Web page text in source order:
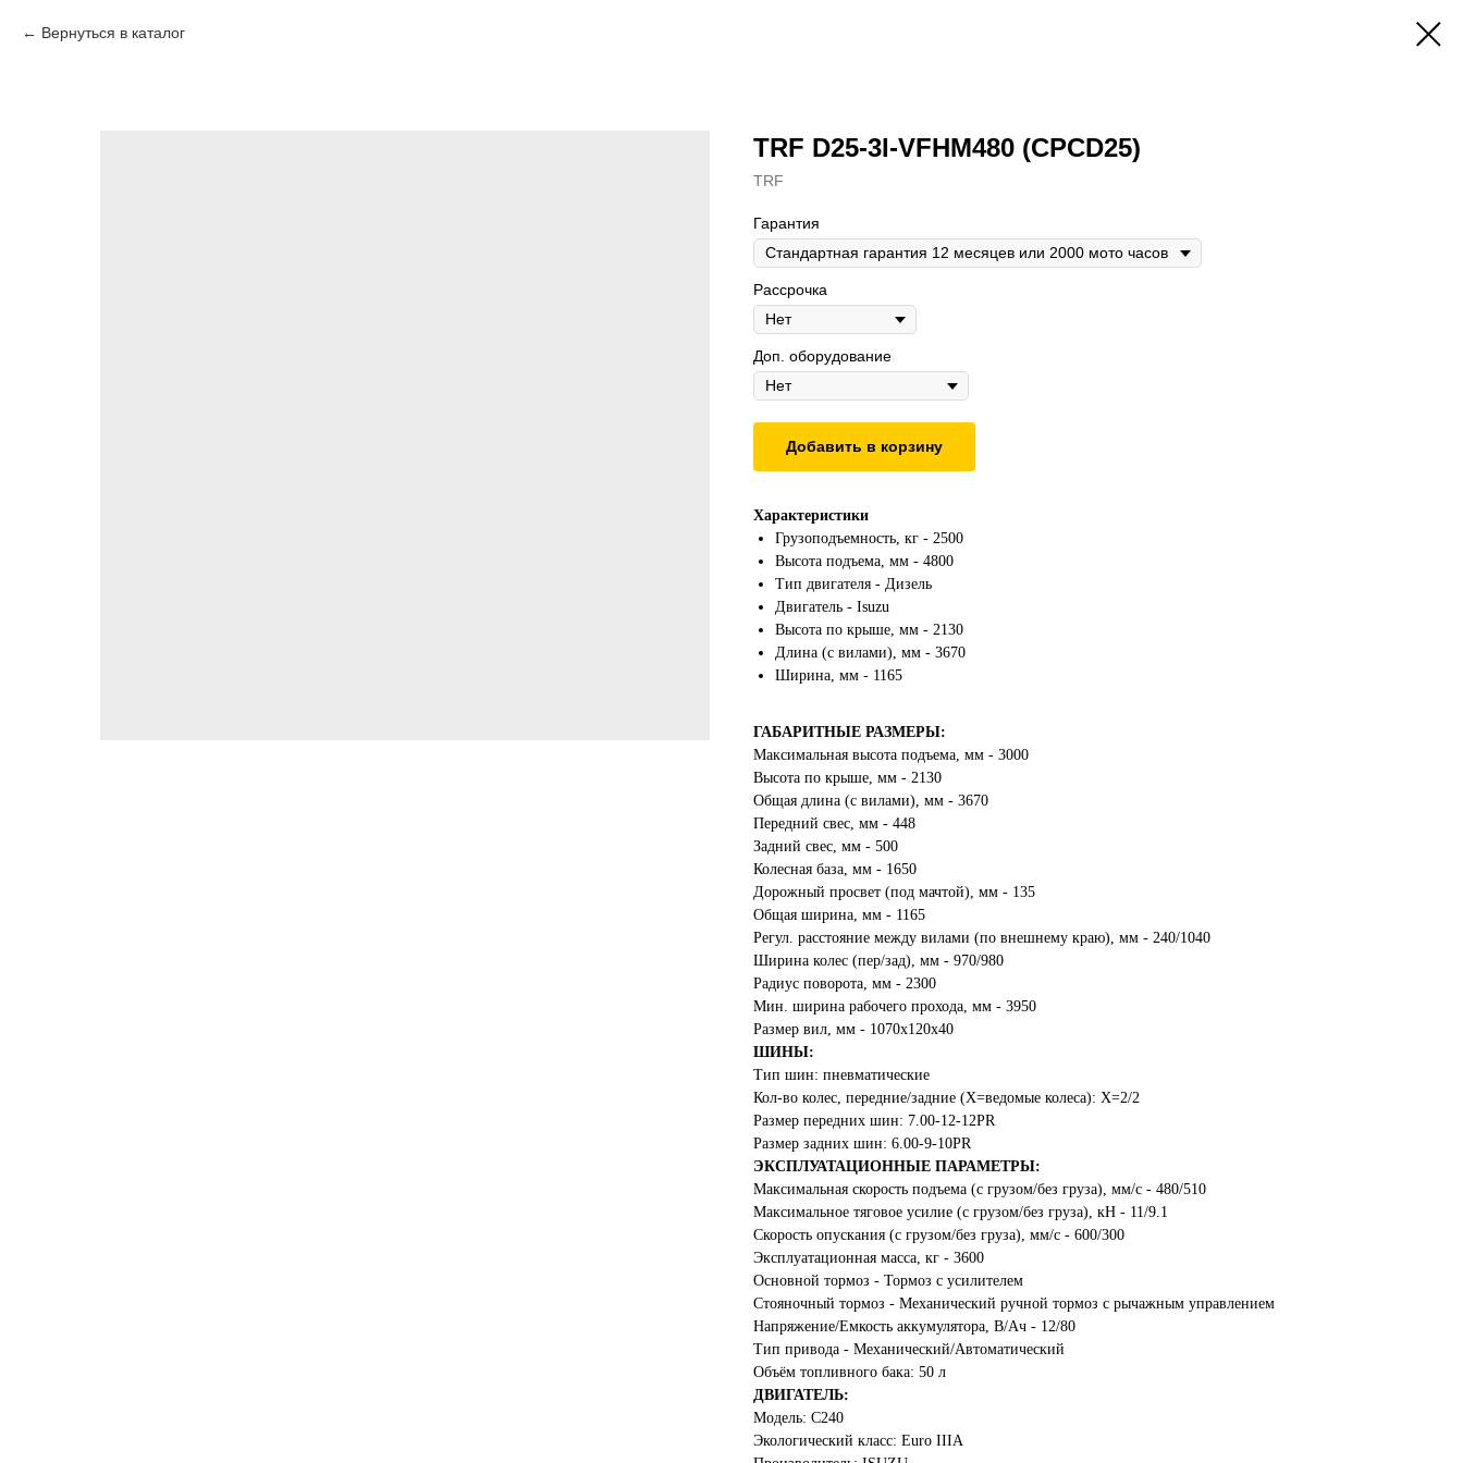
Вернуться в каталог
TRF D25-3I-VFHM480 (CPCD25)
TRF
Гарантия
Рассрочка
Доп. оборудование
Добавить в корзину
Характеристики
Грузоподъемность, кг - 2500
Высота подъема, мм - 4800
Тип двигателя - Дизель
Двигатель - Isuzu
Высота по крыше, мм - 2130
Длина (с вилами), мм - 3670
Ширина, мм - 1165
ГАБАРИТНЫЕ РАЗМЕРЫ:
Максимальная высота подъема, мм - 3000
Высота по крыше, мм - 2130
Общая длина (с вилами), мм - 3670
Передний свес, мм - 448
Задний свес, мм - 500
Колесная база, мм - 1650
Дорожный просвет (под мачтой), мм - 135
Общая ширина, мм - 1165
Регул. расстояние между вилами (по внешнему краю), мм - 240/1040
Ширина колес (пер/зад), мм - 970/980
Радиус поворота, мм - 2300
Мин. ширина рабочего прохода, мм - 3950
Размер вил, мм - 1070х120х40
ШИНЫ:
Тип шин: пневматические
Кол-во колес, передние/задние (X=ведомые колеса): X=2/2
Размер передних шин: 7.00-12-12PR
Размер задних шин: 6.00-9-10PR
ЭКСПЛУАТАЦИОННЫЕ ПАРАМЕТРЫ:
Максимальная скорость подъема (с грузом/без груза), мм/с - 480/510
Максимальное тяговое усилие (с грузом/без груза), кН - 11/9.1
Скорость опускания (с грузом/без груза), мм/с - 600/300
Эксплуатационная масса, кг - 3600
Основной тормоз - Тормоз с усилителем
Стояночный тормоз - Механический ручной тормоз с рычажным управлением
Напряжение/Емкость аккумулятора, В/Ач - 12/80
Тип привода - Механический/Автоматический
Объём топливного бака: 50 л
ДВИГАТЕЛЬ:
Модель: C240
Экологический класс: Euro IIIA